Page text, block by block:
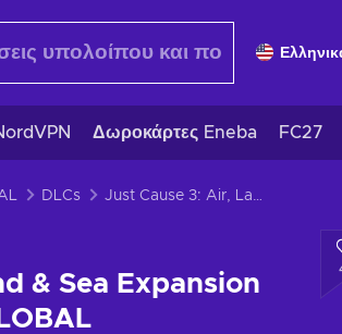
Δωροκάρτες Eneba FC27
DLCs Just Cause 3: Air, Land & Sea Expansion Pass (DLC) Steam Key GLOBAL
& Sea Expansion